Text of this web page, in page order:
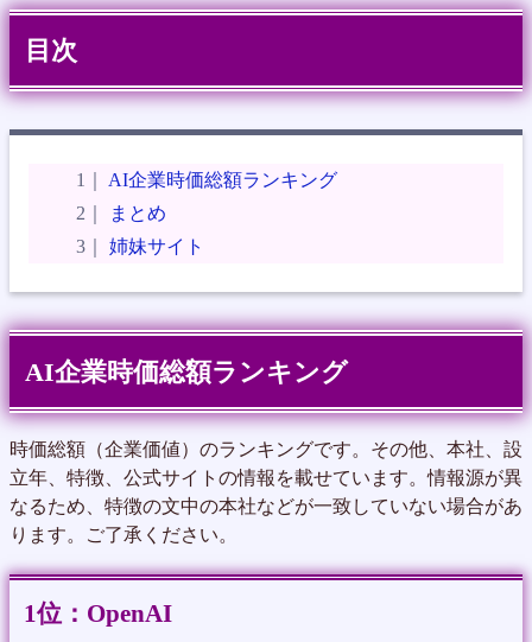
目次
AI企業時価総額ランキング
まとめ
姉妹サイト
AI企業時価総額ランキング
時価総額（企業価値）のランキングです。その他、本社、設
立年、特徴、公式サイトの情報を載せています。情報源が異
なるため、特徴の文中の本社などが一致していない場合があ
ります。ご了承ください。
OpenAI